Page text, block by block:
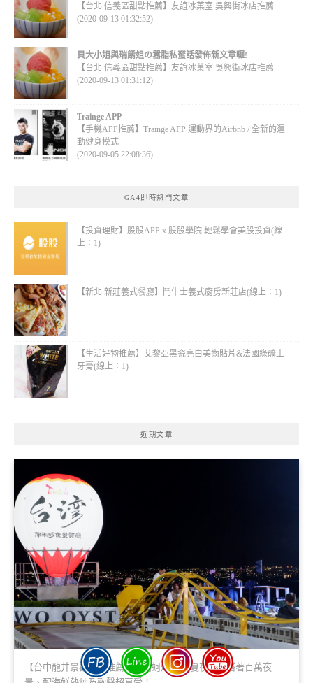
【台北 信義區甜點推薦】友誼冰菓室 吳興街冰店推薦
(2020-09-13 01:32:52)
貝大小姐與瑞餚姐の囂脂私蜜話發佈新文章囉!
【台北 信義區甜點推薦】友誼冰菓室 吳興街冰店推薦
(2020-09-13 01:31:12)
Trainge APP
【手機APP推薦】Trainge APP 運動界的Airbnb / 全新的運
動健身模式
(2020-09-05 22:08:36)
GA4即時熱門文章
【投資理財】股股APP x 股股學院 輕鬆學會美股投資(線
上：1)
【新北 新莊義式餐廳】鬥牛士義式廚房新莊店(線上：1)
【生活好物推薦】艾黎亞黑瓷亮白美齒貼片&法國綠礦土
牙膏(線上：1)
近期文章
【台中龍井景觀餐廳推薦】那兩蚵烤鮮蚵 夏夜晚風搭著百萬夜